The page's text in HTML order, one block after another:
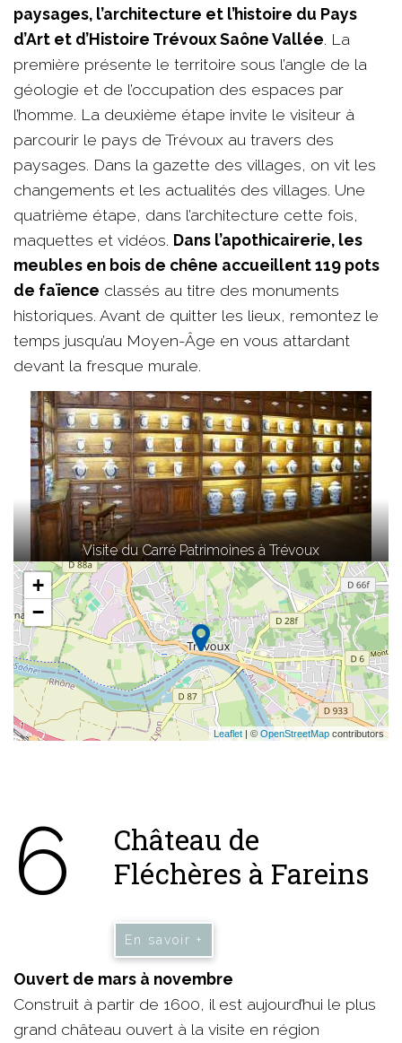
paysages, l’architecture et l’histoire du Pays
d’Art et d’Histoire Trévoux Saône Vallée. La
première présente le territoire sous l’angle de la
géologie et de l’occupation des espaces par
l’homme. La deuxième étape invite le visiteur à
parcourir le pays de Trévoux au travers des
paysages. Dans la gazette des villages, on vit les
changements et les actualités des villages. Une
quatrième étape, dans l’architecture cette fois,
maquettes et vidéos. Dans l’apothicairerie, les
meubles en bois de chêne accueillent 119 pots
de faïence classés au titre des monuments
historiques. Avant de quitter les lieux, remontez le
temps jusqu’au Moyen-Âge en vous attardant
devant la fresque murale.
Visite du Carré Patrimoines à Trévoux
+
−
Leaflet | © OpenStreetMap contributors
6
Château de
Fléchères à Fareins
En savoir +
Ouvert de mars à novembre
Construit à partir de 1600, il est aujourd’hui le plus
grand château ouvert à la visite en région